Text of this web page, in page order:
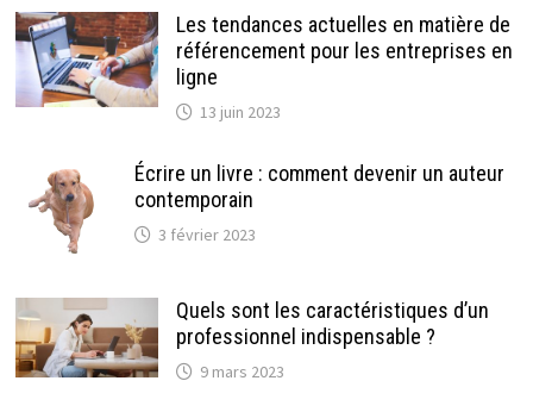
Les tendances actuelles en matière de
référencement pour les entreprises en
ligne
13 juin 2023
Écrire un livre : comment devenir un auteur
contemporain
3 février 2023
Quels sont les caractéristiques d’un
professionnel indispensable ?
9 mars 2023